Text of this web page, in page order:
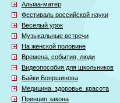
Альма-матер
Фестиваль российской науки
Веселый урок
Музыкальные встречи
На женской половине
Времена, события, люди
Видеопособия для школьников
Байки Бояршинова
Медицина. здоровье. красота
Принцип закона